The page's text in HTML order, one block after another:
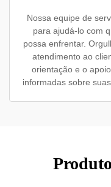
Nossa equipe de
para ajudá-lo com
possa enfrentar.
atendimento ao
orientação e o
informadas sobre